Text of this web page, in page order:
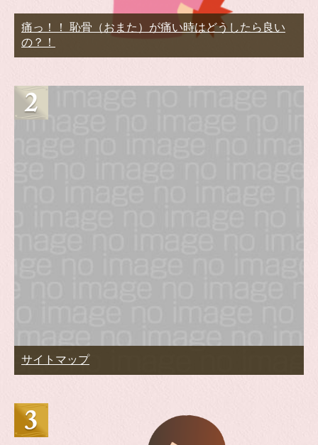
痛っ！！ 恥骨（おまた）が痛い時はどうしたら良い
の？！
サイトマップ